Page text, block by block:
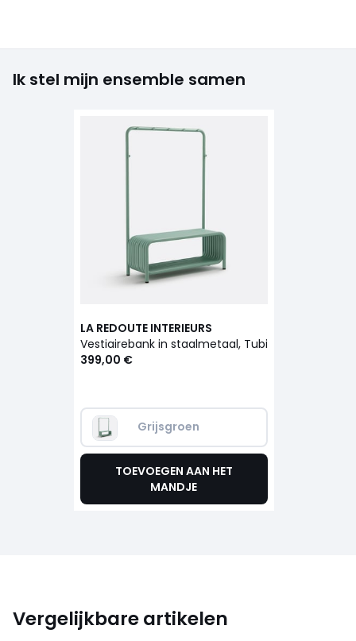
Ik stel mijn ensemble samen
LA REDOUTE INTERIEURS
Vestiairebank in staalmetaal, Tubi
399,00 €
Grijsgroen
TOEVOEGEN AAN HET
MANDJE
Vergelijkbare artikelen